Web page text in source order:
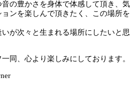
の豊かさを身体で体感して頂き、気
ンを楽しんで頂きたく、この場所を
が次々と生まれる場所にしたいと思
同、心より楽しみにしております。